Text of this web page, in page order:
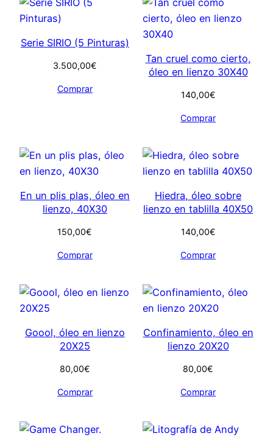
Serie SIRIO (5 Pinturas)
3.500,00€
Comprar
Tan cruel como cierto,
óleo en lienzo 30X40
140,00€
Comprar
En un plis plas, óleo en
lienzo, 40X30
150,00€
Comprar
Hiedra, óleo sobre
lienzo en tablilla 40X50
140,00€
Comprar
Goool, óleo en lienzo
20X25
80,00€
Comprar
Confinamiento, óleo en
lienzo 20X20
80,00€
Comprar